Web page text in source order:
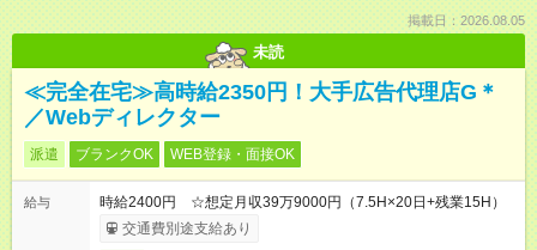
掲載日：2026.08.05
未読
≪完全在宅≫高時給2350円！大手広告代理店G＊
／Webディレクター
派遣 ブランクOK WEB登録・面接OK
給与
時給2400円 ☆想定月収39万9000円（7.5H×20日+残業15H）
交通費別途支給あり